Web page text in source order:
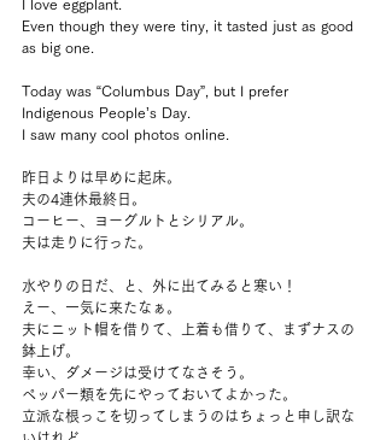
I love eggplant.
Even though they were tiny, it tasted just as good
as big one.
Today was “Columbus Day”, but I prefer
Indigenous People’s Day.
I saw many cool photos online.
昨日よりは早めに起床。
夫の4連休最終日。
コーヒー、ヨーグルトとシリアル。
夫は走りに行った。
水やりの日だ、と、外に出てみると寒い！
えー、一気に来たなぁ。
夫にニット帽を借りて、上着も借りて、まずナスの
鉢上げ。
幸い、ダメージは受けてなさそう。
ペッパー類を先にやっておいてよかった。
立派な根っこを切ってしまうのはちょっと申し訳な